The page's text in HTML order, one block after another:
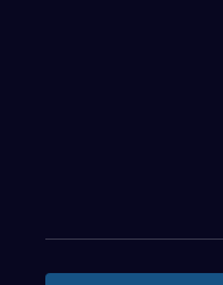
النشرة البريدية